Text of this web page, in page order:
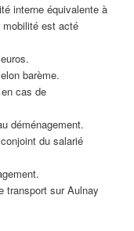
interne équivalente à
est acté
barème.
cas de
déménagement.
du salarié
transport sur Aulnay